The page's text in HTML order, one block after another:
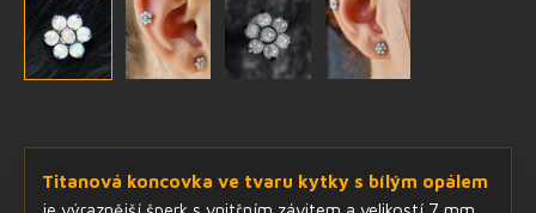
Titanová koncovka ve tvaru kytky s bílým opálem